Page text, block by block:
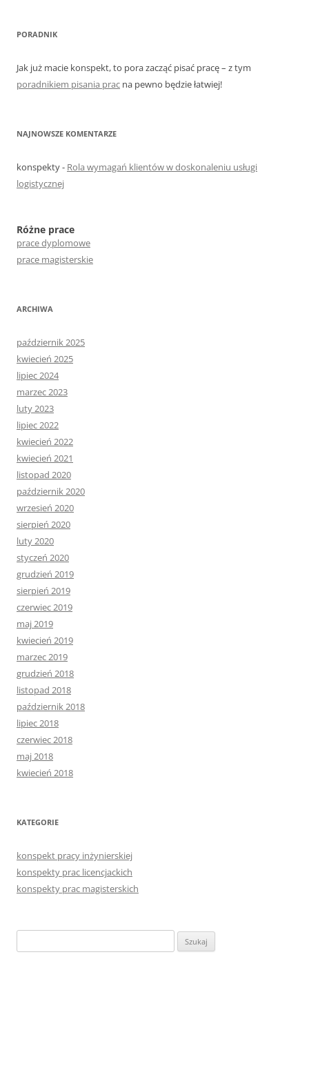
PORADNIK
Jak już macie konspekt, to pora zacząć pisać pracę – z tym
poradnikiem pisania prac na pewno będzie łatwiej!
NAJNOWSZE KOMENTARZE
konspekty- Rola wymagań klientów w doskonaleniu usługi
logistycznej
Różne prace
prace dyplomowe
prace magisterskie
ARCHIWA
październik 2025
kwiecień 2025
lipiec 2024
marzec 2023
luty 2023
lipiec 2022
kwiecień 2022
kwiecień 2021
listopad 2020
październik 2020
wrzesień 2020
sierpień 2020
luty 2020
styczeń 2020
grudzień 2019
sierpień 2019
czerwiec 2019
maj 2019
kwiecień 2019
marzec 2019
grudzień 2018
listopad 2018
październik 2018
lipiec 2018
czerwiec 2018
maj 2018
kwiecień 2018
KATEGORIE
konspekt pracy inżynierskiej
konspekty prac licencjackich
konspekty prac magisterskich